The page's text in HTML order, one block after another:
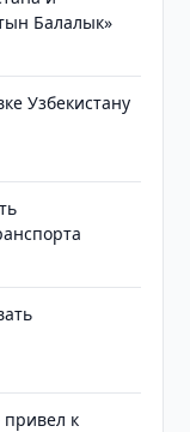
Балалык»
Узбекистану
к